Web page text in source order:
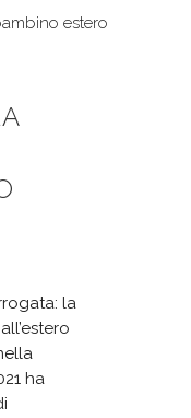
la
ha